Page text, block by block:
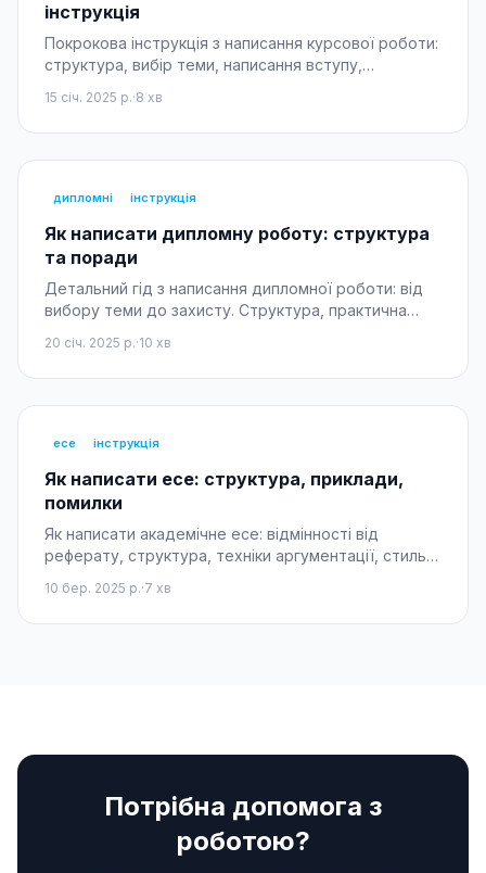
інструкція
Покрокова інструкція з написання курсової роботи:
структура, вибір теми, написання вступу,
оформлення.
15 січ. 2025 р.·8 хв
дипломні інструкція
Як написати дипломну роботу: структура
та поради
Детальний гід з написання дипломної роботи: від
вибору теми до захисту. Структура, практична
20 січ. 2025 р.·10 хв
есе інструкція
Як написати есе: структура, приклади,
помилки
Як написати академічне есе: відмінності від
реферату, структура, техніки аргументації, стиль,
10 бер. 2025 р.·7 хв
Потрібна допомога з
роботою?